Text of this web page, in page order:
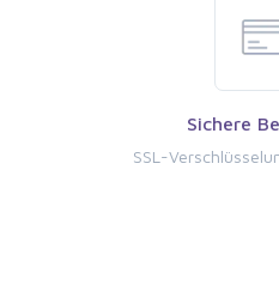
Sichere
SSL-